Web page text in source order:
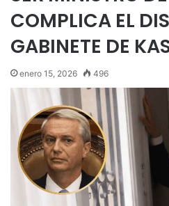
COMPLICA EL
GABINETE DE
enero 15, 2026 496